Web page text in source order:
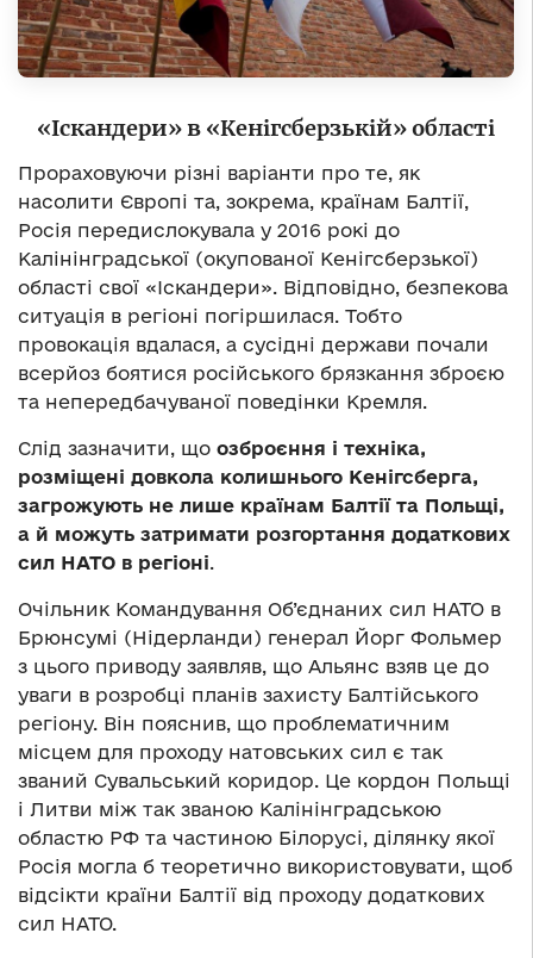
«Іскандери» в «Кенігсберзькій» області
Прораховуючи різні варіанти про те, як
насолити Європі та, зокрема, країнам Балтії,
Росія передислокувала у 2016 рокі до
Калінінградської (окупованої Кенігсберзької)
області свої «Іскандери». Відповідно, безпекова
ситуація в регіоні погіршилася. Тобто
провокація вдалася, а сусідні держави почали
всерйоз боятися російського брязкання зброєю
та непередбачуваної поведінки Кремля.
Слід зазначити, що озброєння і техніка,
розміщені довкола колишнього Кенігсберга,
загрожують не лише країнам Балтії та Польщі,
а й можуть затримати розгортання додаткових
сил НАТО в регіоні.
Очільник Командування Об’єднаних сил НАТО в
Брюнсумі (Нідерланди) генерал Йорг Фольмер
з цього приводу заявляв, що Альянс взяв це до
уваги в розробці планів захисту Балтійського
регіону. Він пояснив, що проблематичним
місцем для проходу натовських сил є так
званий Сувальський коридор. Це кордон Польщі
і Литви між так званою Калінінградською
областю РФ та частиною Білорусі, ділянку якої
Росія могла б теоретично використовувати, щоб
відсікти країни Балтії від проходу додаткових
сил НАТО.